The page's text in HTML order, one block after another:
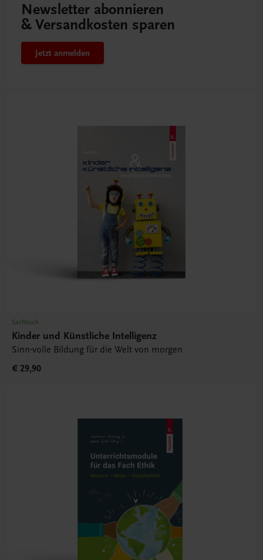
Newsletter abonnieren
& Versandkosten sparen
Jetzt anmelden
Sachbuch
Kinder und Künstliche Intelligenz
Sinn-volle Bildung für die Welt von morgen
€ 29,90